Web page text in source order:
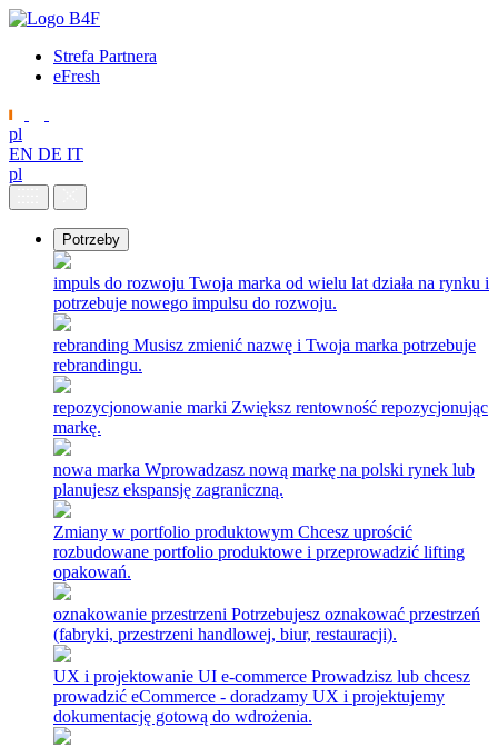
Strefa Partnera
eFresh
pl
EN DE IT
pl
Potrzeby
impuls do rozwoju Twoja marka od wielu lat działa na rynku i
potrzebuje nowego impulsu do rozwoju.
rebranding Musisz zmienić nazwę i Twoja marka potrzebuje
rebrandingu.
repozycjonowanie marki Zwiększ rentowność repozycjonując
markę.
nowa marka Wprowadzasz nową markę na polski rynek lub
planujesz ekspansję zagraniczną.
Zmiany w portfolio produktowym Chcesz uprościć
rozbudowane portfolio produktowe i przeprowadzić lifting
opakowań.
oznakowanie przestrzeni Potrzebujesz oznakować przestrzeń
(fabryki, przestrzeni handlowej, biur, restauracji).
UX i projektowanie UI e-commerce Prowadzisz lub chcesz
prowadzić eCommerce - doradzamy UX i projektujemy
dokumentację gotową do wdrożenia.